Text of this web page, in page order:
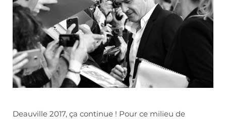
Deauville 2017, ça continue ! Pour ce milieu de